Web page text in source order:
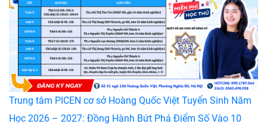
Trung tâm PICEN cơ sở Hoàng Quốc Việt Tuyển Sinh Năm
Học 2026 – 2027: Đồng Hành Bứt Phá Điểm Số Vào 10